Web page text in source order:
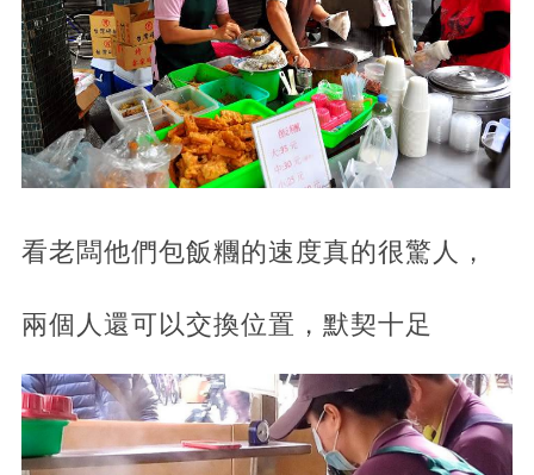
看老闆他們包飯糰的速度真的很驚人，
兩個人還可以交換位置，默契十足